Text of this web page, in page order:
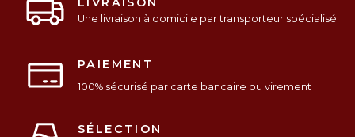
Une livraison à domicile par transporteur spécialisé
PAIEMENT
100% sécurisé par carte bancaire ou virement
SÉLECTION